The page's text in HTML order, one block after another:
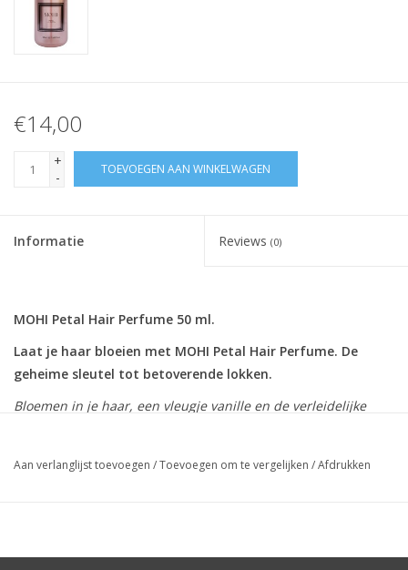
€14,00
+
-
TOEVOEGEN AAN WINKELWAGEN
Informatie Reviews (0)
MOHI Petal Hair Perfume 50 ml.
Laat je haar bloeien met MOHI Petal Hair Perfume. De
geheime sleutel tot betoverende lokken.
Bloemen in je haar, een vleugje vanille en de verleidelijke
exclusieve Flotirntal-geurfamilie en combineert de diepte van
Aan verlanglijst toevoegen /Toevoegen om te vergelijken /Afdrukken